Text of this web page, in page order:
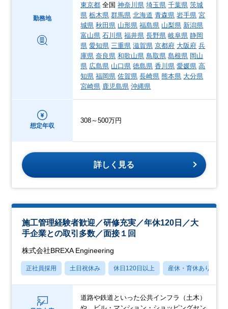
勤務地
東京都 全国神奈川県 埼玉県 千葉県 茨城
県 栃木県 群馬県 北海道 青森県 岩手県 宮
城県 秋田県 山形県 福島県 山梨県 新潟県
富山県 石川県 福井県 長野県 岐阜県 静岡
県 愛知県 三重県 滋賀県 京都府 大阪府 兵
庫県 奈良県 和歌山県 鳥取県 島根県 岡山
県 広島県 山口県 徳島県 香川県 愛媛県 高
知県 福岡県 佐賀県 長崎県 熊本県 大分県
宮崎県 鹿児島県 沖縄県
想定年収
308～500万円
詳しく見る
施工管理経験者歓迎／研修充実／年休120日／大
手企業との取引多数／面接１回
株式会社BREXA Engineering
正社員採用 土日祝休み 休日120日以上 産休・育休あり
道路や鉄道といった公共インフラ（土木）